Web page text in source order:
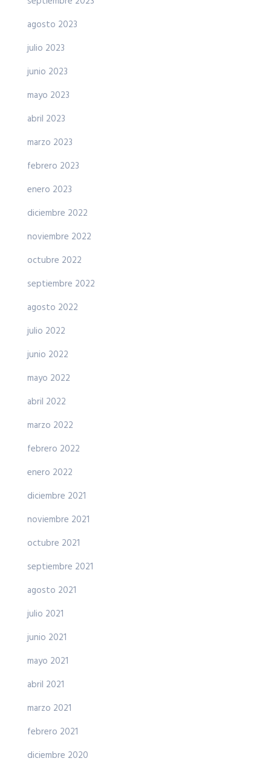
agosto 2023
julio 2023
junio 2023
mayo 2023
abril 2023
marzo 2023
febrero 2023
enero 2023
diciembre 2022
noviembre 2022
octubre 2022
septiembre 2022
agosto 2022
julio 2022
junio 2022
mayo 2022
abril 2022
marzo 2022
febrero 2022
enero 2022
diciembre 2021
noviembre 2021
octubre 2021
septiembre 2021
agosto 2021
julio 2021
junio 2021
mayo 2021
abril 2021
marzo 2021
febrero 2021
diciembre 2020